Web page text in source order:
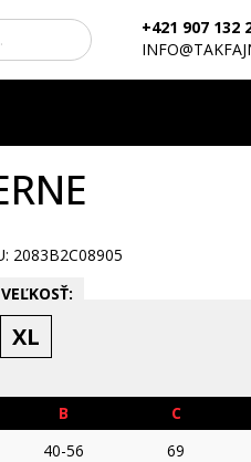
+421 907 132
2083B2C08905
XL
B C
40-56 69